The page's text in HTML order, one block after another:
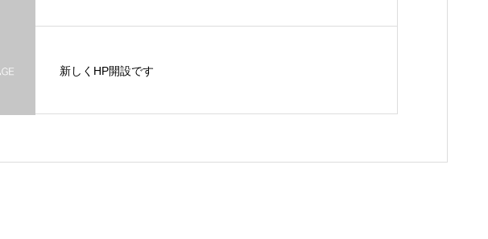
新しくHP開設です